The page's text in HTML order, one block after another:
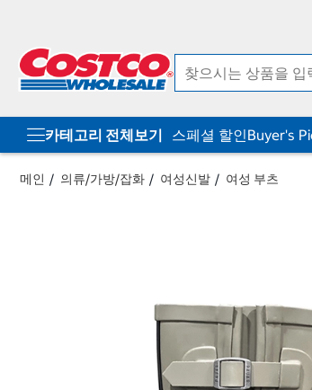
카테고리 전체보기 스페셜 할인Buyer's
메인 의류/가방/잡화 여성신발 여성 부츠